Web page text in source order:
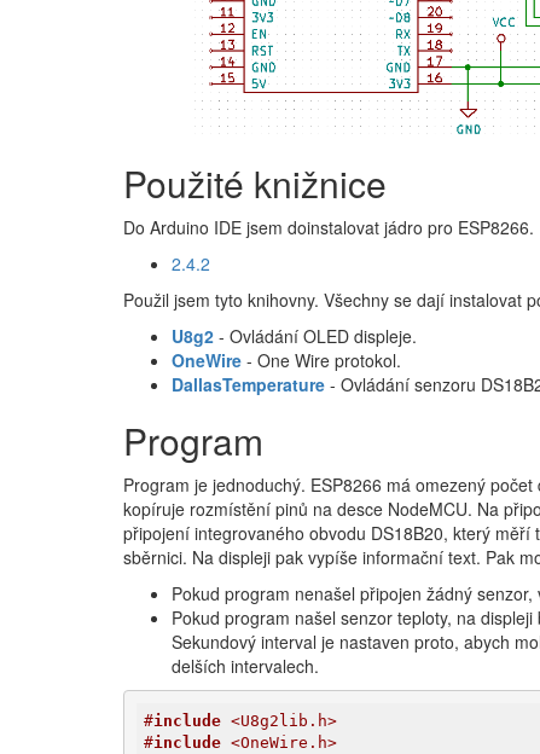
Použité knižnice
Do Arduino IDE jsem doinstalovat jádro pro ESP8266.
2.4.2
Použil jsem tyto knihovny. Všechny se dají instalovat
U8g2 - Ovládání OLED displeje.
OneWire - One Wire protokol.
DallasTemperature - Ovládání senzoru
Program
Program je jednoduchý. ESP8266 má omezený
kopíruje rozmístění pinů na desce NodeMCU. Na
připojení integrovaného obvodu DS18B20, který
sběrnici. Na displeji pak vypíše informační text. Pak
Pokud program nenašel připojen žádný
Pokud program našel senzor teploty, na
Sekundový interval je nastaven proto, abych
delších intervalech.
#include <U8g2lib.h>
#include <OneWire.h>